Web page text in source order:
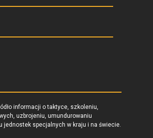
informacji o taktyce, szkoleniu,
uzbrojeniu, umundurowaniu
jednostek specjalnych w kraju i na świecie.